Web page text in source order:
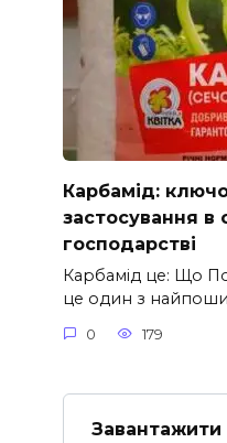
Карбамід:
застосування в
господарстві
Карбамід це: Що
це один з
0 179